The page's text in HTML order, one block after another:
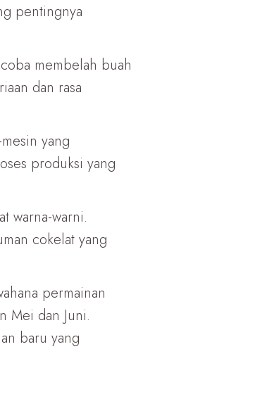
pentingnya
membelah buah
dan rasa
yang
produksi yang
warna-warni.
cokelat yang
permainan
Mei dan Juni.
baru yang